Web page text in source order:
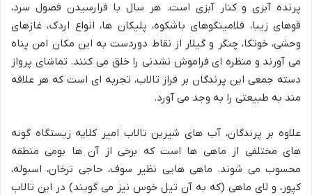
پرنده آبزی و کنار آبزی است. هر سال با فرارسیدن فصول سرد،
قوهای زیبا، فلامینگوهای باشکوه، پلیکان ها، انواع اردک، غازهای
وحشی، خوتکا، چنگر و گیلار از نقاط دوردست به این مکان امن پناه
می آورند و منظره ای فراموش نشدنی را خلق می کنند. تماشای پرواز
دسته جمعی این پرندگان بر فراز تالاب، تجربه ای است که هر علاقه
مند به طبیعتی را به وجد می آورد.
علاوه بر پرندگان، آب های شیرین تالاب امیر کلایه زیستگاه گونه
های مختلفی از ماهی ها است که برخی از آن ها بومی منطقه
محسوب می شوند. ماهی هایی نظیر سوف، حاجی ترخان، اسبوله،
کپور، و لای ماهی (که به آن تیل خوس نیز می گویند) در این تالاب